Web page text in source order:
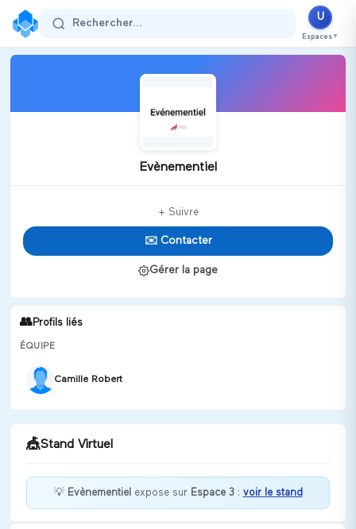
Rechercher...
U
Espaces ▼
Evènementiel
+ Suivre
✉️ Contacter
Gérer la page
👥Profils liés
ÉQUIPE
Camille Robert
🎪Stand Virtuel
💡 Evènementiel expose sur Espace 3: voir le stand